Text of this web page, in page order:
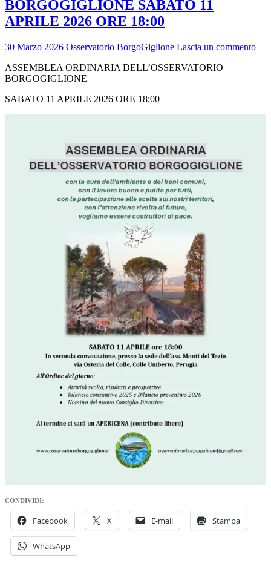
BORGOGIGLIONE SABATO 11
APRILE 2026 ORE 18:00
30 Marzo 2026 Osservatorio BorgoGiglione Lascia un commento
ASSEMBLEA ORDINARIA DELL’OSSERVATORIO
BORGOGIGLIONE
SABATO 11 APRILE 2026 ORE 18:00
CONDIVIDI:
Facebook X E-mail Stampa
WhatsApp